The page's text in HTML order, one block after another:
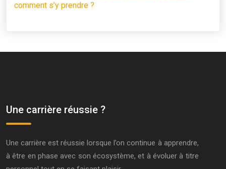
comment s’y prendre ?
Une carrière réussie ?
Une carrière est réussie lorsque l’on continue à apprendre,
à être en phase avec son écosystème, et à évoluer à titre